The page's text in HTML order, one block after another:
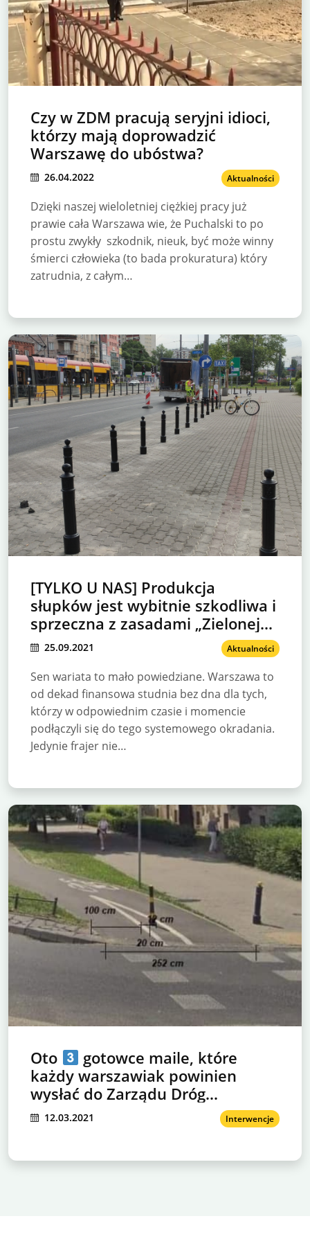
Czy w ZDM pracują seryjni idioci,
którzy mają doprowadzić
Warszawę do ubóstwa?
26.04.2022 Aktualności
Dzięki naszej wieloletniej ciężkiej pracy już
prawie cała Warszawa wie, że Puchalski to po
prostu zwykły szkodnik, nieuk, być może winny
śmierci człowieka (to bada prokuratura) który
zatrudnia, z całym…
[TYLKO U NAS] Produkcja
słupków jest wybitnie szkodliwa i
sprzeczna z zasadami „Zielonej
Warszawy”, którą promuje
wszystko…
25.09.2021 Aktualności
Sen wariata to mało powiedziane. Warszawa to
od dekad finansowa studnia bez dna dla tych,
którzy w odpowiednim czasie i momencie
podłączyli się do tego systemowego okradania.
Jedynie frajer nie…
Oto
gotowce maile, które
każdy warszawiak powinien
wysłać do Zarządu Dróg
Miejskich!
12.03.2021 Interwencje